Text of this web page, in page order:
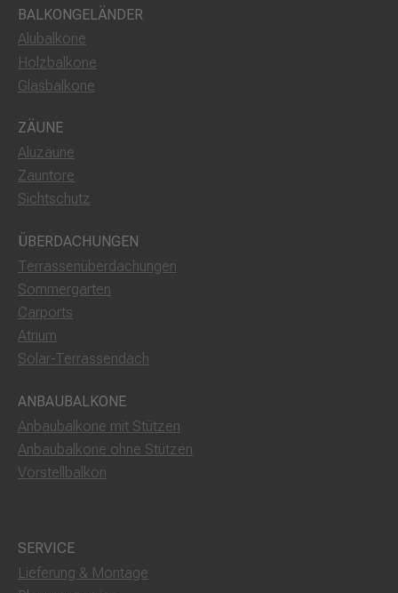
BALKONGELÄNDER
Alubalkone
Holzbalkone
Glasbalkone
ZÄUNE
Aluzäune
Zauntore
Sichtschutz
ÜBERDACHUNGEN
Terrassenüberdachungen
Sommergarten
Carports
Atrium
Solar-Terrassendach
ANBAUBALKONE
Anbaubalkone mit Stützen
Anbaubalkone ohne Stützen
Vorstellbalkon
SERVICE
Lieferung & Montage